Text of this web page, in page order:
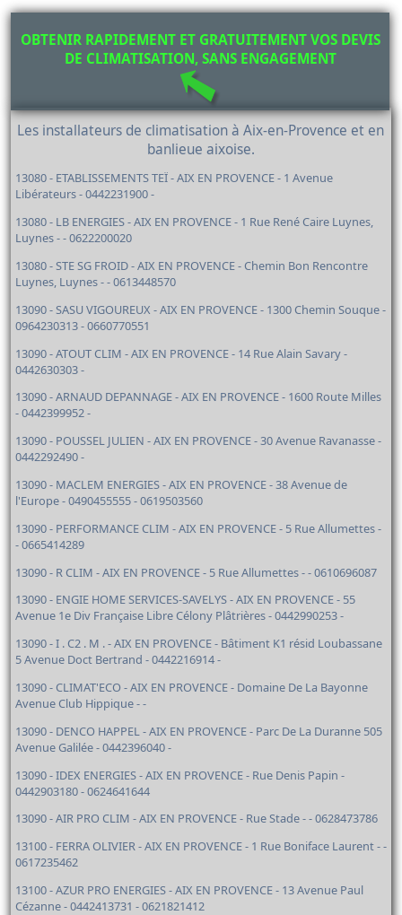
OBTENIR RAPIDEMENT ET GRATUITEMENT VOS DEVIS
DE CLIMATISATION, SANS ENGAGEMENT
Les installateurs de climatisation à Aix-en-Provence et en
banlieue aixoise.
13080 - ETABLISSEMENTS TEÏ - AIX EN PROVENCE - 1 Avenue
Libérateurs - 0442231900 -
13080 - LB ENERGIES - AIX EN PROVENCE - 1 Rue René Caire Luynes,
Luynes - - 0622200020
13080 - STE SG FROID - AIX EN PROVENCE - Chemin Bon Rencontre
Luynes, Luynes - - 0613448570
13090 - SASU VIGOUREUX - AIX EN PROVENCE - 1300 Chemin Souque -
0964230313 - 0660770551
13090 - ATOUT CLIM - AIX EN PROVENCE - 14 Rue Alain Savary -
0442630303 -
13090 - ARNAUD DEPANNAGE - AIX EN PROVENCE - 1600 Route Milles
- 0442399952 -
13090 - POUSSEL JULIEN - AIX EN PROVENCE - 30 Avenue Ravanasse -
0442292490 -
13090 - MACLEM ENERGIES - AIX EN PROVENCE - 38 Avenue de
l'Europe - 0490455555 - 0619503560
13090 - PERFORMANCE CLIM - AIX EN PROVENCE - 5 Rue Allumettes -
- 0665414289
13090 - R CLIM - AIX EN PROVENCE - 5 Rue Allumettes - - 0610696087
13090 - ENGIE HOME SERVICES-SAVELYS - AIX EN PROVENCE - 55
Avenue 1e Div Française Libre Célony Plâtrières - 0442990253 -
13090 - I . C2 . M . - AIX EN PROVENCE - Bâtiment K1 résid Loubassane
5 Avenue Doct Bertrand - 0442216914 -
13090 - CLIMAT'ECO - AIX EN PROVENCE - Domaine De La Bayonne
Avenue Club Hippique - -
13090 - DENCO HAPPEL - AIX EN PROVENCE - Parc De La Duranne 505
Avenue Galilée - 0442396040 -
13090 - IDEX ENERGIES - AIX EN PROVENCE - Rue Denis Papin -
0442903180 - 0624641644
13090 - AIR PRO CLIM - AIX EN PROVENCE - Rue Stade - - 0628473786
13100 - FERRA OLIVIER - AIX EN PROVENCE - 1 Rue Boniface Laurent - -
0617235462
13100 - AZUR PRO ENERGIES - AIX EN PROVENCE - 13 Avenue Paul
Cézanne - 0442413731 - 0621821412